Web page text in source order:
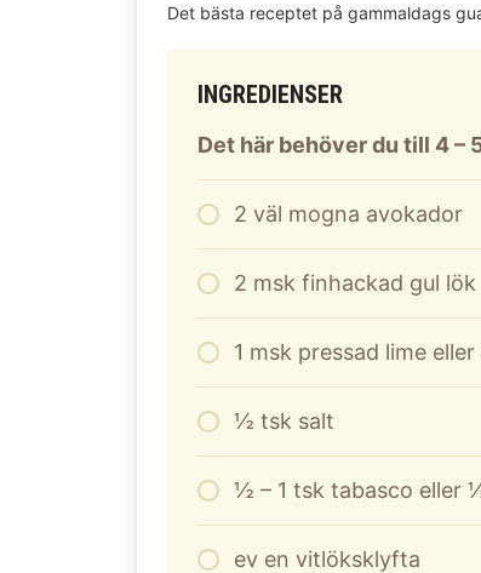
Det bästa receptet på gammaldags
INGREDIENSER
Det här behöver du till 4 –
2 väl mogna avokador
2 msk finhackad gul lök
1 msk pressad lime
½ tsk salt
½ – 1 tsk tabasco eller
ev en vitlöksklyfta